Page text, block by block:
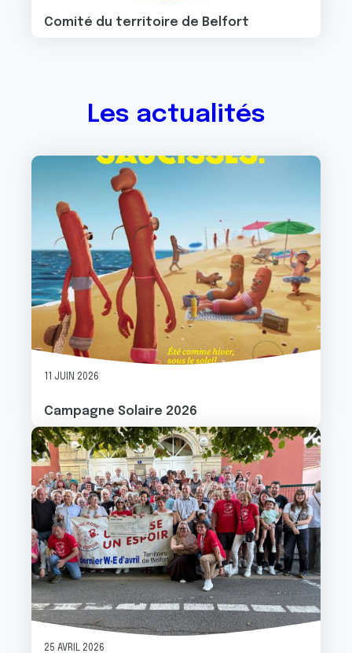
Comité du territoire de Belfort
Les actualités
Image
11 JUIN 2026
Campagne Solaire 2026
Image
25 AVRIL 2026